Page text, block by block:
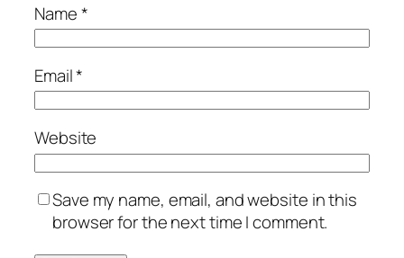
Name*
Email*
Website
Save my name, email, and website in this
browser for the next time I comment.